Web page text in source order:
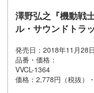
澤野弘之『機動戦
ル・サウンドトラ
発売日：2018年11月28日
品番・価格：
VVCL-1364
価格：2,778円（税抜）